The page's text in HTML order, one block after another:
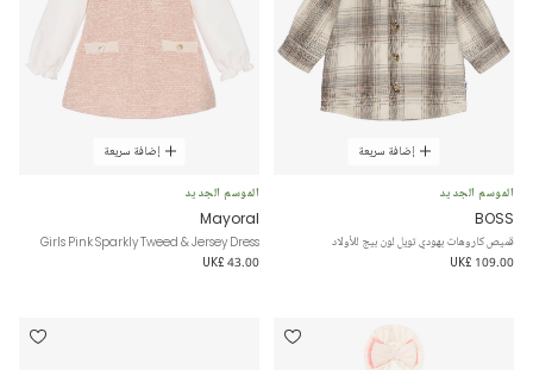
إضافة سريعة
الموسم الجديد
BOSS
قميص كاروهات بهودي تويل لون بيج للأولاد
UK£ 109.00
إضافة سريعة
الموسم الجديد
Mayoral
Girls Pink Sparkly Tweed & Jersey Dress
UK£ 43.00